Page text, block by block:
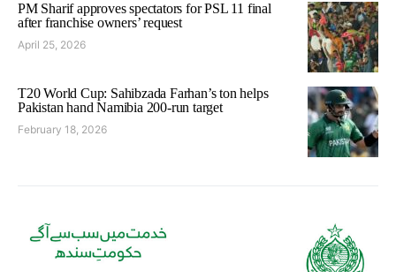
PM Sharif approves spectators for PSL 11 final
after franchise owners’ request
April 25, 2026
T20 World Cup: Sahibzada Farhan’s ton helps
Pakistan hand Namibia 200-run target
February 18, 2026